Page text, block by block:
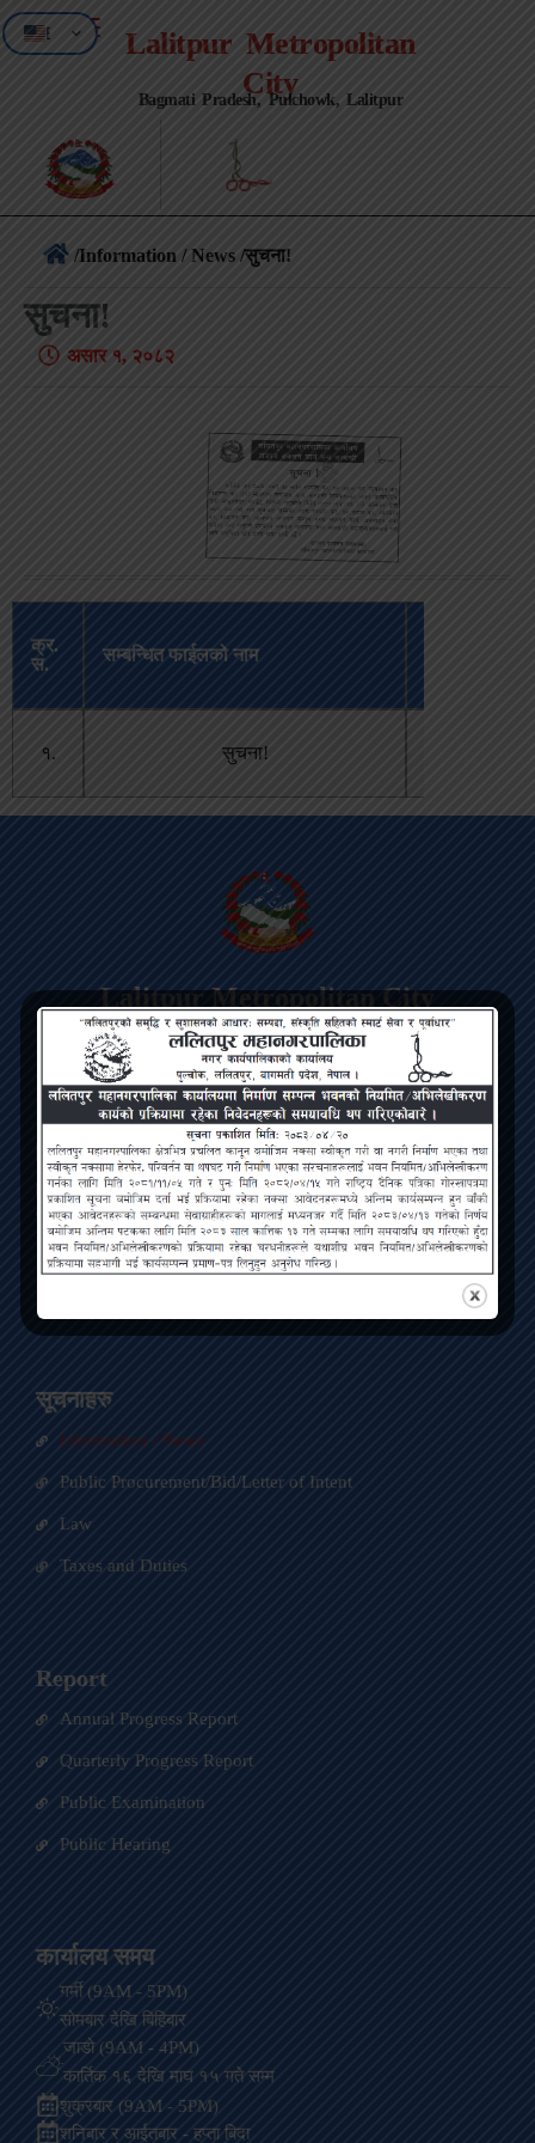
Lalitpur Metropolitan
City
Bagmati Pradesh, Pulchowk, Lalitpur
/Information / News /सुचना!
सुचना!
असार १, २०८२
क्र.
स.
सम्बन्धित फाईलको नाम
१. सुचना!
Lalitpur Metropolitan City
Bagmati Pradesh, Pulchowk, Lalitpur
Contact
ललितपुर महानगरपालिका, पुल्चोक, ललितपुर
info@lmc.gov.np
01-5422563
LMC Facebook Page
सूचनाहरु
Information / News
Public Procurement/Bid/Letter of Intent
Law
Taxes and Duties
Report
Annual Progress Report
Quarterly Progress Report
Public Examination
Public Hearing
कार्यालय समय
गर्मी (9AM - 5PM)
सोमबार देखि बिहिबार
जाडो (9AM - 4PM)
कार्तिक १६ देखि माघ १५ गते सम्म
शुक्रबार (9AM - 5PM)
शनिबार र आईतबार - हप्ता बिदा